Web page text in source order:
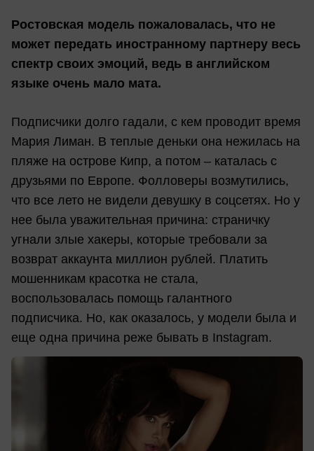
Ростовская модель пожаловалась, что не
может передать иностранному партнеру весь
спектр своих эмоций, ведь в английском
языке очень мало мата.
Подписчики долго гадали, с кем проводит время
Мария Лиман. В теплые деньки она нежилась на
пляже на острове Кипр, а потом – каталась с
друзьями по Европе. Фолловеры возмутились,
что все лето не видели девушку в соцсетях. Но у
нее была уважительная причина: страничку
угнали злые хакеры, которые требовали за
возврат аккаунта миллион рублей. Платить
мошенникам красотка не стала,
воспользовалась помощь галантного
подписчика. Но, как оказалось, у модели была и
еще одна причина реже бывать в Instagram.